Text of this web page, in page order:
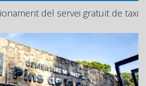
del servei gratuït de taxi